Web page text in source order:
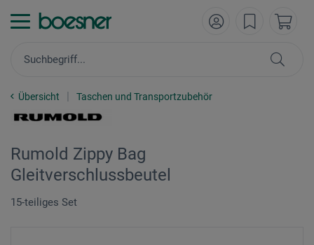
Übersicht Taschen und Transportzubehör
Rumold Zippy Bag
Gleitverschlussbeutel
15-teiliges Set